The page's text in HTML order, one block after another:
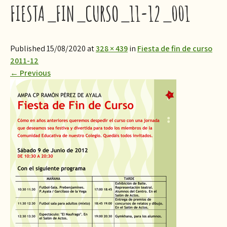
FIESTA_FIN_CURSO_11-12_001
Published 15/08/2020 at328 × 439in Fiesta de fin de curso
2011-12
← Previous